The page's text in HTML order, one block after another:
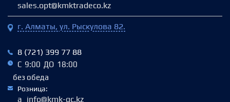
sales.opt@kmktradeco.kz
г. Алматы, ул. Рыскулова 82.
8 (721) 399 77 88
С 9:00 ДО 18:00
без обеда
Розница:
a_info@kmk-gc.kz